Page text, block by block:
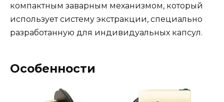
компактным заварным механизмом, который
использует систему экстракции, специально
разработанную для индивидуальных капсул.
Особенности